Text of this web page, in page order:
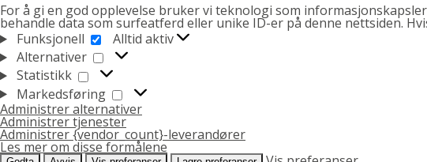
For å gi en god opplevelse bruker vi teknologi som
behandle data som surfeatferd eller unike ID-er på denne nettsiden.
Funksjonell
FUNKSJONELL
Alltid aktiv
Alternativer
ALTERNATIVER
Statistikk STATISTIKK
Markedsføring MARKEDSFØRING
Administrer alternativer
Administrer tjenester
Administrer {vendor_count}-leverandører
Les mer om disse formålene